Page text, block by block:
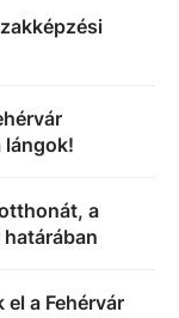
lángok!
a
határában
a Fehérvár